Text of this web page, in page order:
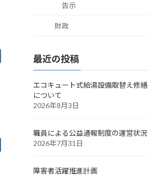
告示
財政
最近の投稿
エコキュート式給湯設備取替え修
について
2026年8月3日
職員による公益通報制度の運営状況
2026年7月31日
障害者活躍推進計画